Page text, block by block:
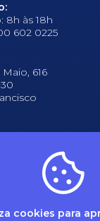
cookies para
8h às 18h
602 0225
616